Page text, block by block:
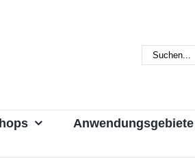
Suche
nach:
Anwendungsgebiete